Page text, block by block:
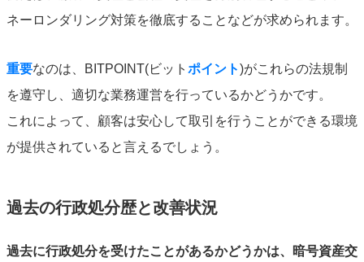
ネーロンダリング対策を徹底することなどが求められます。
重要なのは、BITPOINT(ビット ポイント)がこれらの法規制
を遵守し、適切な業務運営を行っているかどうかです。
これによって、顧客は安心して取引を行うことができる環境
が提供されていると言えるでしょう。
過去の行政処分歴と改善状況
過去に行政処分を受けたことがあるかどうかは、暗号資産交